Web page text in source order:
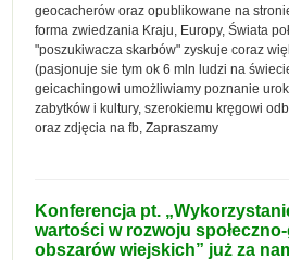
geocacherów oraz opublikowane na
forma zwiedzania Kraju, Europy, Świata
"poszukiwacza skarbów" zyskuje coraz
(pasjonuje sie tym ok 6 mln ludzi na
geicachingowi umożliwiamy poznanie
zabytków i kultury, szerokiemu kręgowi
oraz zdjęcia na fb, Zapraszamy
Konferencja pt.
wartości w rozwoju
obszarów wiejskich” już za